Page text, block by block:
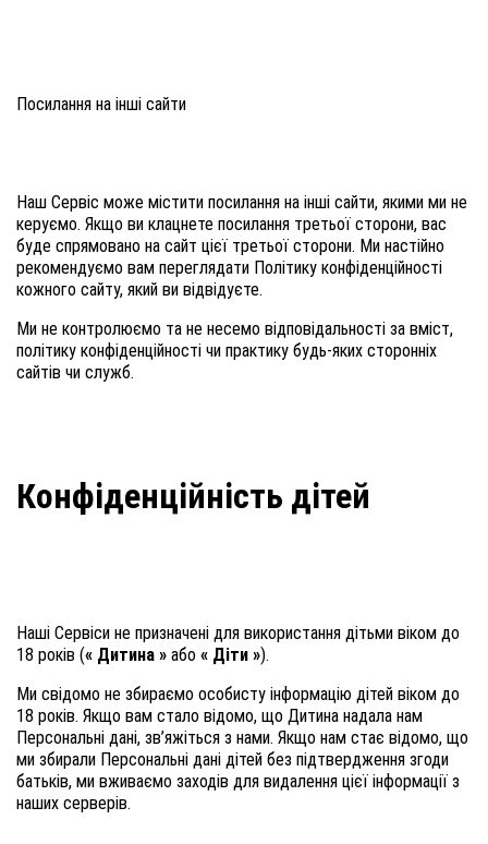
Посилання на інші сайти
Наш Сервіс може містити посилання на інші сайти, якими ми не
керуємо. Якщо ви клацнете посилання третьої сторони, вас
буде спрямовано на сайт цієї третьої сторони. Ми настійно
рекомендуємо вам переглядати Політику конфіденційності
кожного сайту, який ви відвідуєте.
Ми не контролюємо та не несемо відповідальності за вміст,
політику конфіденційності чи практику будь-яких сторонніх
сайтів чи служб.
Конфіденційність дітей
Наші Сервіси не призначені для використання дітьми віком до
18 років (« Дитина » або « Діти »).
Ми свідомо не збираємо особисту інформацію дітей віком до
18 років. Якщо вам стало відомо, що Дитина надала нам
Персональні дані, зв’яжіться з нами. Якщо нам стає відомо, що
ми збирали Персональні дані дітей без підтвердження згоди
батьків, ми вживаємо заходів для видалення цієї інформації з
наших серверів.